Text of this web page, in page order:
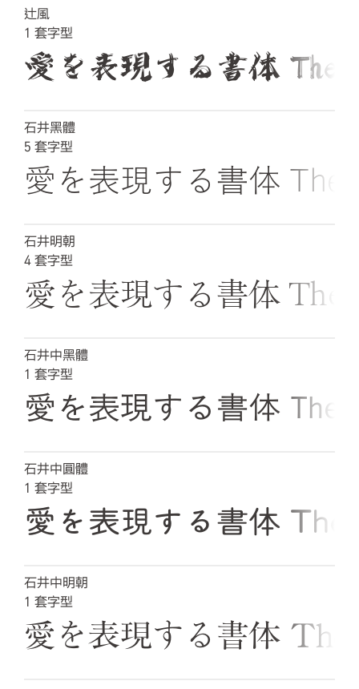
辻風
1 套字型
愛を表現する書体 The
石井黑體
5 套字型
愛を表現する書体 The
石井明朝
4套字型
愛を表現する書体 The
石井中黑體
1 套字型
愛を表現する書体 The
石井中圓體
1 套字型
愛を表現する書体
石井中明朝
1 套字型
愛を表現する書体